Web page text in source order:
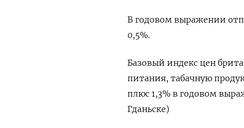
В годовом выражении
0,5%.
Базовый индекс цен
питания, табачную
плюс 1,3% в годовом
Гданьске)